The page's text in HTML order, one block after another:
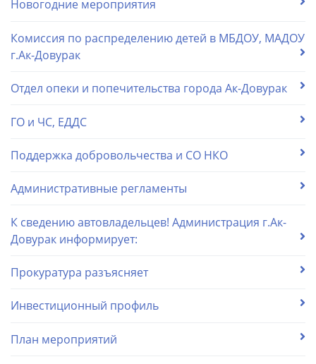
Новогодние мероприятия
Комиссия по распределению детей в МБДОУ, МАДОУ
г.Ак-Довурак
Отдел опеки и попечительства города Ак-Довурак
ГО и ЧС, ЕДДС
Поддержка добровольчества и СО НКО
Административные регламенты
К сведению автовладельцев! Администрация г.Ак-
Довурак информирует:
Прокуратура разъясняет
Инвестиционный профиль
План мероприятий